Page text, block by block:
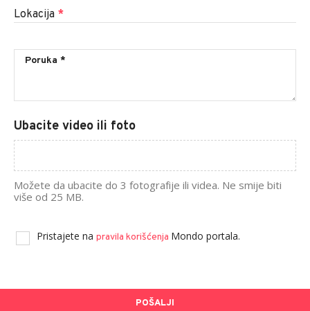
Lokacija *
Ubacite video ili foto
Možete da ubacite do 3 fotografije ili videa. Ne smije biti
više od 25 MB.
Pristajete na pravila korišćenja Mondo portala.
POŠALJI